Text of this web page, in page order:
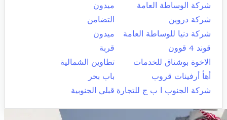
شركة الوساطة العامة
ميدون
شركة دروين
التضامن
شركة دنيا للوساطة العامة
ميدون
قوند 4 قوون
قربة
الاخوة بوشناق للخدمات
تطاوين الشمالية
أهأ أرفينات قروب
باب بحر
شركة الجنوب ا ب ج للتجارة قبلي الجنوبية